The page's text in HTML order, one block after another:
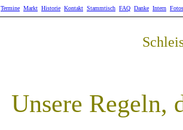
Termine Markt Historie Kontakt Stammtisch FAQ Danke Intern Fotos
Unsere